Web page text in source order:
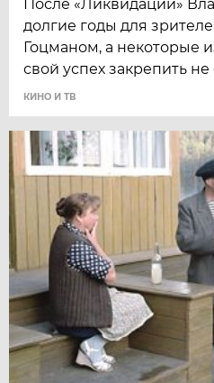
После «Ликвидации»
долгие годы для
Гоцманом, а некоторые
свой успех закрепить не
КИНО И ТВ